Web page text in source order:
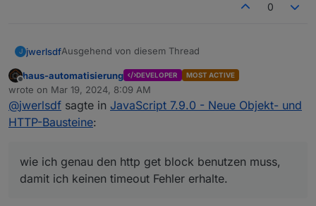
0
J jwerlsdfAusgehend von diesem Thread
möchte ich hier noch einmal nachfragen, wie ich
genau den http get block benutzen muss, damit ich
keinen
Fehler erhalte.
Offline
haus-automatisierung DEVELOPER MOST ACTIVE
wrote on Mar 19, 2024, 8:09 AM
last edited by
@jwerlsdf sagte in JavaScript 7.9.0 - Neue Objekt- und
HTTP-Bausteine:
wie ich genau den http get block benutzen muss,
damit ich keinen timeout Fehler erhalte.